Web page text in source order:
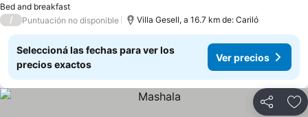
Bed and breakfast
/ Puntuación no disponible Villa Gesell, a 16.7 km de: Cariló
Seleccioná las fechas para ver los
precios exactos
Ver precios
Compartir